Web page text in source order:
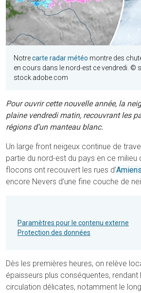
Notrecarte radar météo montre des
en cours dans le nord-est ce vendredi. ©
stock.adobe.com
Pour ouvrir cette nouvelle année, la
plaine vendredi matin, recouvrant les
régions d’un manteau blanc.
Un large front neigeux continue de
partie du nord-est du pays en ce milieu
flocons ont recouvert les rues d’Amiens
encore Nevers d’une fine couche de
Paramètres pour le contenu externe
Protection des données
Dès les premières heures, on relève
épaisseurs plus conséquentes,
circulation délicates, notamment le